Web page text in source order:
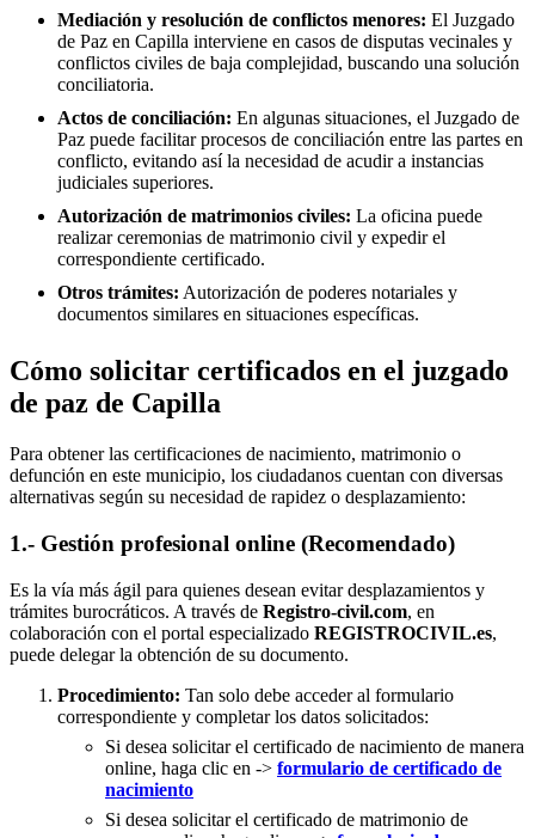
Mediación y resolución de conflictos menores: El Juzgado
de Paz en Capilla interviene en casos de disputas vecinales y
conflictos civiles de baja complejidad, buscando una solución
conciliatoria.
Actos de conciliación: En algunas situaciones, el Juzgado de
Paz puede facilitar procesos de conciliación entre las partes en
conflicto, evitando así la necesidad de acudir a instancias
judiciales superiores.
Autorización de matrimonios civiles: La oficina puede
realizar ceremonias de matrimonio civil y expedir el
correspondiente certificado.
Otros trámites: Autorización de poderes notariales y
documentos similares en situaciones específicas.
Cómo solicitar certificados en el juzgado
de paz de Capilla
Para obtener las certificaciones de nacimiento, matrimonio o
defunción en este municipio, los ciudadanos cuentan con diversas
alternativas según su necesidad de rapidez o desplazamiento:
1.- Gestión profesional online (Recomendado)
Es la vía más ágil para quienes desean evitar desplazamientos y
trámites burocráticos. A través de Registro-civil.com, en
colaboración con el portal especializado REGISTROCIVIL.es,
puede delegar la obtención de su documento.
Procedimiento: Tan solo debe acceder al formulario
correspondiente y completar los datos solicitados:
Si desea solicitar el certificado de nacimiento de manera
online, haga clic en -> formulario de certificado de
nacimiento
Si desea solicitar el certificado de matrimonio de